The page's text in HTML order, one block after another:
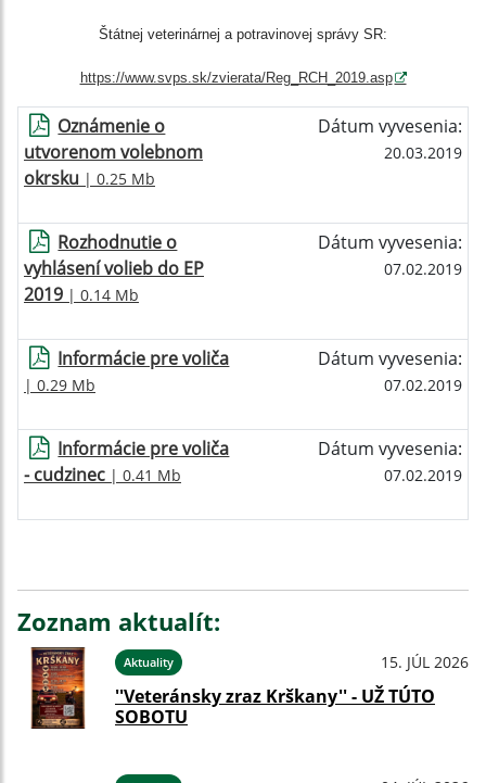
Štátnej veterinárnej a potravinovej správy SR:
https://www.svps.sk/zvierata/Reg_RCH_2019.asp
Oznámenie o
utvorenom volebnom
okrsku | 0.25 Mb
Dátum vyvesenia:
20.03.2019
Rozhodnutie o
vyhlásení volieb do EP
2019 | 0.14 Mb
Dátum vyvesenia:
07.02.2019
Informácie pre voliča
| 0.29 Mb
Dátum vyvesenia:
07.02.2019
Informácie pre voliča
- cudzinec | 0.41 Mb
Dátum vyvesenia:
07.02.2019
Zoznam aktualít:
Aktuality 15. JÚL 2026
''Veteránsky zraz Krškany'' - UŽ TÚTO
SOBOTU